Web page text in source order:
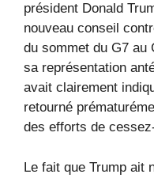
président Donald
nouveau conseil
du sommet du G7 au
sa représentation
avait clairement
retourné
des efforts de
Le fait que Trump ait